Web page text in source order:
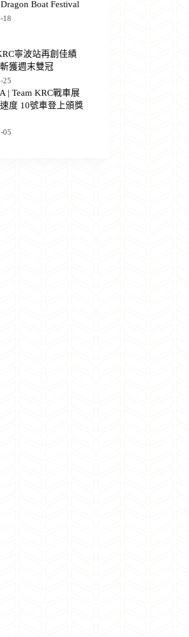
Boat Festival
18
寧波站再創佳績
獲週末雙冠
25
| Team KRC戰車展
度 10號車登上頒獎
05